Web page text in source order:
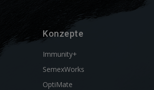
Konzepte
Immunity+
SemexWorks
OptiMate